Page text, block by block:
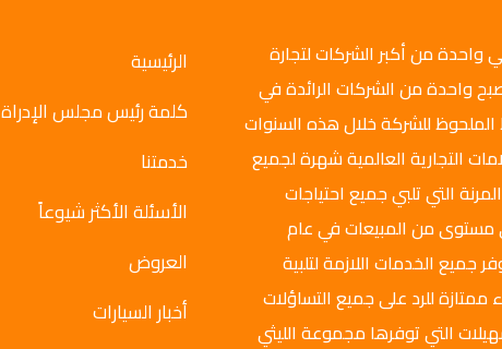
أوتو جروب عام 2008م، وهي واحدة من أكبر الشركات لتجارة
واحدة من الشركات الرائدة في
للشركة خلال هذه السنوات
التجارية العالمية شهرة لجميع
التي تلبي جميع احتياجات
مستوى من المبيعات في عام
جميع الخدمات اللازمة لتلبية
ممتازة للرد على جميع التساؤلات
التي توفرها مجموعة الليثي
الرئيسية
كلمة رئيس مجلس الإدراة
خدمتنا
الأسئلة الأكثر شيوعاً
العروض
أخبار السيارات